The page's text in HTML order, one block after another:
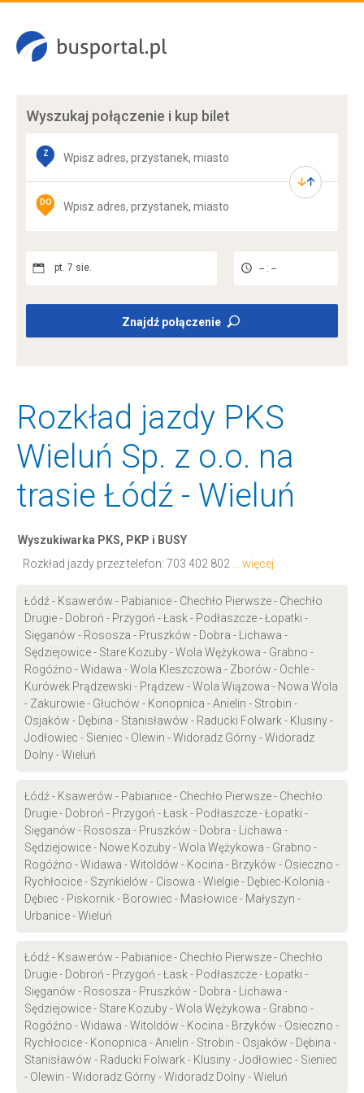
Wyszukaj połączenie i kup bilet
Z
DO
pt. 7 sie. -- : --
Znajdź połączenie
Rozkład jazdy PKS
Wieluń Sp. z o.o. na
trasie Łódź - Wieluń
Wyszukiwarka PKS, PKP i BUSY
Rozkład jazdy przez telefon: 703 402 802 ... więcej
Łódź - Ksawerów - Pabianice - Chechło Pierwsze - Chechło
Drugie - Dobroń - Przygoń - Łask - Podłaszcze - Łopatki -
Sięganów - Rososza - Pruszków - Dobra - Lichawa -
Sędziejowice - Stare Kozuby - Wola Wężykowa - Grabno -
Rogóźno - Widawa - Wola Kleszczowa - Zborów - Ochle -
Kurówek Prądzewski - Prądzew - Wola Wiązowa - Nowa Wola
- Zakurowie - Głuchów - Konopnica - Anielin - Strobin -
Osjaków - Dębina - Stanisławów - Raducki Folwark - Klusiny -
Jodłowiec - Sieniec - Olewin - Widoradz Górny - Widoradz
Dolny - Wieluń
Łódź - Ksawerów - Pabianice - Chechło Pierwsze - Chechło
Drugie - Dobroń - Przygoń - Łask - Podłaszcze - Łopatki -
Sięganów - Rososza - Pruszków - Dobra - Lichawa -
Sędziejowice - Nowe Kozuby - Wola Wężykowa - Grabno -
Rogóźno - Widawa - Witoldów - Kocina - Brzyków - Osieczno -
Rychłocice - Szynkielów - Cisowa - Wielgie - Dębiec-Kolonia -
Dębiec - Piskornik - Borowiec - Masłowice - Małyszyn -
Urbanice - Wieluń
Łódź - Ksawerów - Pabianice - Chechło Pierwsze - Chechło
Drugie - Dobroń - Przygoń - Łask - Podłaszcze - Łopatki -
Sięganów - Rososza - Pruszków - Dobra - Lichawa -
Sędziejowice - Stare Kozuby - Wola Wężykowa - Grabno -
Rogóźno - Widawa - Witoldów - Kocina - Brzyków - Osieczno -
Rychłocice - Konopnica - Anielin - Strobin - Osjaków - Dębina -
Stanisławów - Raducki Folwark - Klusiny - Jodłowiec - Sieniec
- Olewin - Widoradz Górny - Widoradz Dolny - Wieluń